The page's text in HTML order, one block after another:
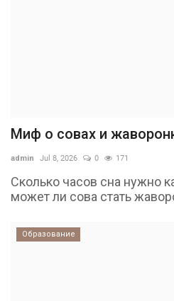
Миф о совах и
admin Jul 8, 2026 0 171
Сколько часов сна нужно
может ли сова стать
Образование